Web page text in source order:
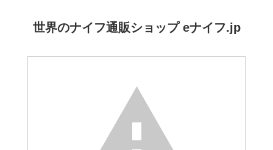
世界のナイフ通販ショップ eナイフ.jp